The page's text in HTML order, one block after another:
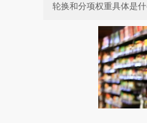
轮换和分项权重具体是